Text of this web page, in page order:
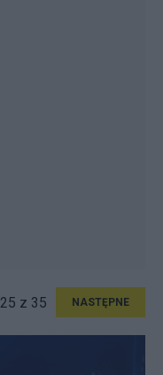
25 z 35 NASTĘPNE